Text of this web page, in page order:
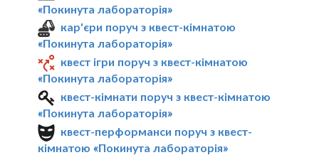
«Покинута лабораторія»
кар'єри поруч з квест-кімнатою
«Покинута лабораторія»
квест ігри поруч з квест-кімнатою
«Покинута лабораторія»
квест-кімнати поруч з квест-кімнатою
«Покинута лабораторія»
квест-перформанси поруч з квест-
кімнатою «Покинута лабораторія»